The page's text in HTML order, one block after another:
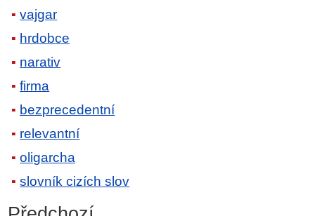
vajgar
hrdobce
narativ
firma
bezprecedentní
relevantní
oligarcha
slovník cizích slov